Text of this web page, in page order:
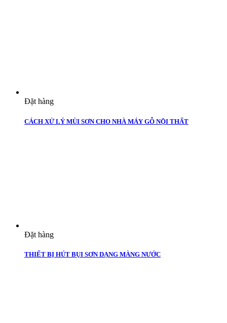
Đặt hàng
CÁCH XỬ LÝ MÙI SƠN CHO NHÀ MÁY GỖ NỘI THẤT
Đặt hàng
THIẾT BỊ HÚT BỤI SƠN DẠNG MÀNG NƯỚC